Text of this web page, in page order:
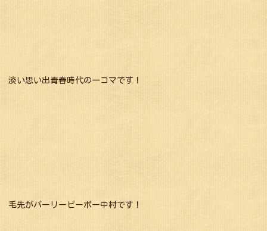
淡い思い出青春時代の一コマです！
毛先がパーリーピーポー中村です！